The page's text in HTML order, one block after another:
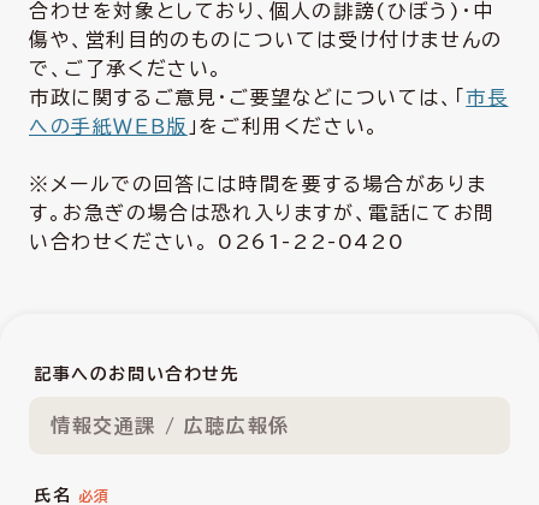
合わせを対象としており、個人の誹謗(ひぼう)・中
傷や、営利目的のものについては受け付けませんの
で、ご了承ください。
市政に関するご意見・ご要望などについては、「市長
への手紙ＷＥＢ版 」をご利用ください。
※メールでの回答には時間を要する場合がありま
す。お急ぎの場合は恐れ入りますが、電話にてお問
い合わせください。 0261-22-0420
記事へのお問い合わせ先
情報交通課 / 広聴広報係
氏名